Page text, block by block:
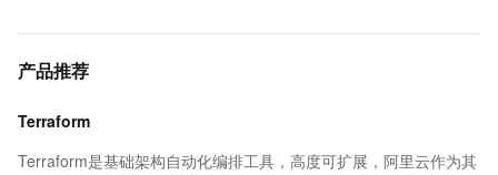
产品推荐
Terraform
Terraform是基础架构自动化编排工具，高度可扩展，阿里云作为其